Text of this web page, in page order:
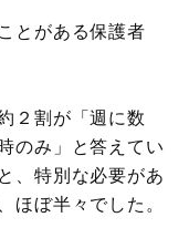
とがある保護者
２割が「週に数
のみ」と答えてい
、特別な必要があ
ほぼ半々でした。